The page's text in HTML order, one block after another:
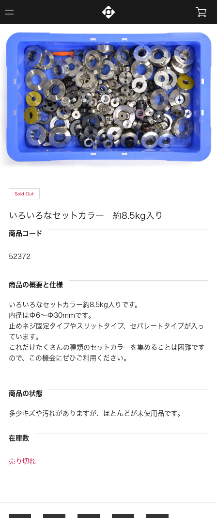
Sold Out
いろいろなセットカラー 約8.5kg入り
商品コード
52372
商品の概要と仕様
いろいろなセットカラー約8.5kg入りです。
内径はΦ6〜Φ30mmです。
止めネジ固定タイプやスリットタイプ、セパレートタイプが入っ
ています。
これだけたくさんの種類のセットカラーを集めることは困難です
ので、この機会にぜひご利用ください。
商品の状態
多少キズや汚れがありますが、ほとんどが未使用品です。
在庫数
売り切れ